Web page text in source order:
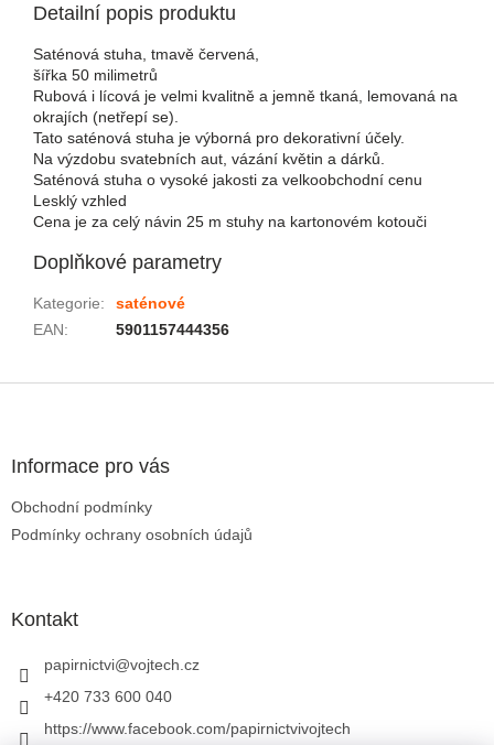
Detailní popis produktu
Saténová stuha, tmavě červená,
šířka 50 milimetrů
Rubová i lícová je velmi kvalitně a jemně tkaná, lemovaná na
okrajích (netřepí se).
Tato saténová stuha je výborná pro dekorativní účely.
Na výzdobu svatebních aut, vázání květin a dárků.
Saténová stuha o vysoké jakosti za velkoobchodní cenu
Lesklý vzhled
Cena je za celý návin 25 m stuhy na kartonovém kotouči
Doplňkové parametry
Kategorie:
saténové
EAN: 5901157444356
Informace pro vás
Obchodní podmínky
Podmínky ochrany osobních údajů
Kontakt
papirnictvi@vojtech.cz
+420 733 600 040
https://www.facebook.com/papirnictvivojtech